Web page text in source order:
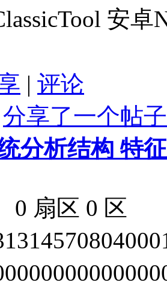
安
| 评论
分享了一个帖子
分析结构 特
0 扇区 0 区